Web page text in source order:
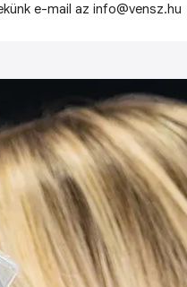
e-mail az info@vensz.hu